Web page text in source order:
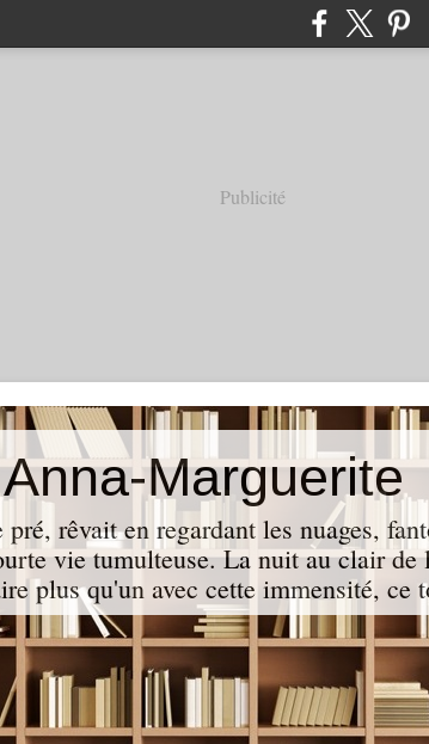
Publicité
Marguerite
rêvait en regardant les nuages,
vie tumulteuse. La nuit au clair
plus qu'un avec cette immensité, ce